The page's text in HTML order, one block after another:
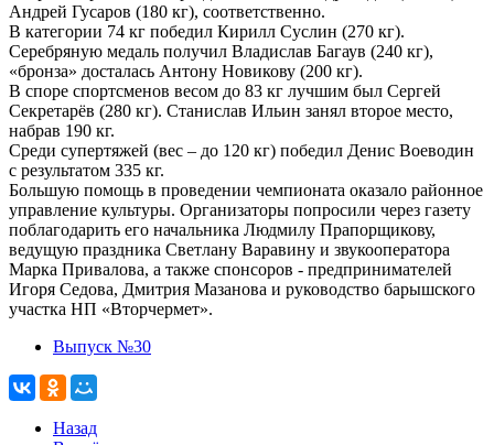
Андрей Гусаров (180 кг), соответственно.
В категории 74 кг победил Кирилл Суслин (270 кг).
Серебряную медаль получил Владислав Багаув (240 кг),
«бронза» досталась Антону Новикову (200 кг).
В споре спортсменов весом до 83 кг лучшим был Сергей
Секретарёв (280 кг). Станислав Ильин занял второе место,
набрав 190 кг.
Среди супертяжей (вес – до 120 кг) победил Денис Воеводин
с результатом 335 кг.
Большую помощь в проведении чемпионата оказало районное
управление культуры. Организаторы попросили через газету
поблагодарить его начальника Людмилу Прапорщикову,
ведущую праздника Светлану Варавину и звукооператора
Марка Привалова, а также спонсоров - предпринимателей
Игоря Седова, Дмитрия Мазанова и руководство барышского
участка НП «Вторчермет».
Выпуск №30
Назад